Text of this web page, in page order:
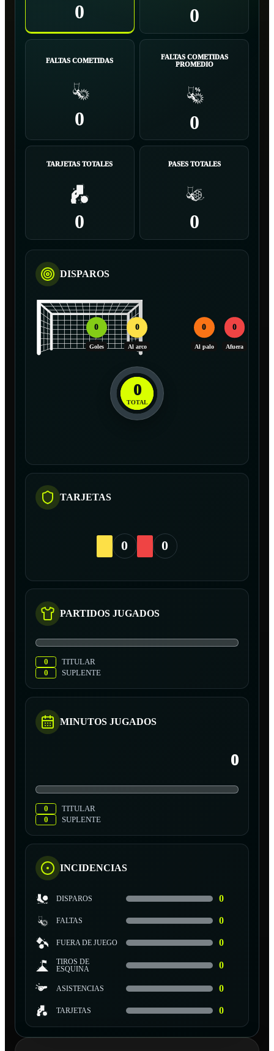
0 0
FALTAS COMETIDAS
0
FALTAS COMETIDAS
PROMEDIO
0
TARJETAS TOTALES
0
PASES TOTALES
0
DISPAROS
0
Goles
0
Al arco
0
Al palo
0
Afuera
0
TOTAL
TARJETAS
0 0
PARTIDOS JUGADOS
0
TITULAR
0
SUPLENTE
MINUTOS JUGADOS
0
0
TITULAR
0
SUPLENTE
INCIDENCIAS
DISPAROS 0
FALTAS 0
FUERA DE JUEGO 0
TIROS DE
ESQUINA
0
ASISTENCIAS 0
TARJETAS 0